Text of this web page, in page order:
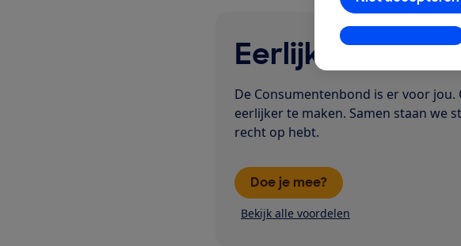
Instellingen
Eerlijk iseerlijk
De Consumentenbond is er voor
eerlijker te maken. Samen staan we
recht op hebt.
Doe je mee?
Bekijk alle voordelen